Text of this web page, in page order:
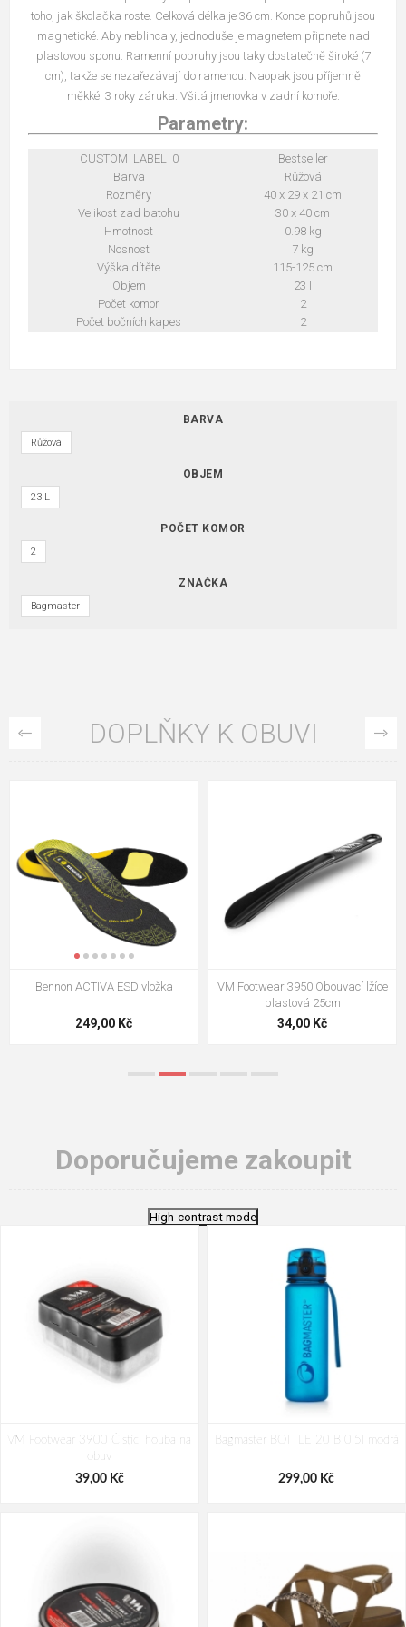
toho, jak školačka roste. Celková délka je 36 cm. Konce popruhů jsou
magnetické. Aby neblincaly, jednoduše je magnetem připnete nad
plastovou sponu. Ramenní popruhy jsou taky dostatečně široké (7
cm), takže se nezařezávají do ramenou. Naopak jsou příjemně
měkké. 3 roky záruka. Všitá jmenovka v zadní komoře.
Parametry:
CUSTOM_LABEL_0
Bestseller
Barva
Růžová
Rozměry
40 x 29 x 21 cm
Velikost zad batohu
30 x 40 cm
Hmotnost
0.98 kg
Nosnost
7 kg
Výška dítěte
115-125 cm
Objem
23 l
Počet komor
2
Počet bočních kapes
2
BARVA
Růžová
OBJEM
23 L
POČET KOMOR
2
ZNAČKA
Bagmaster
DOPLŇKY K OBUVI
VM Footwear 3009 Vkládací stélka
124,00 Kč
VM Footwear 3102 Tkaničky
ploché
18,70 Kč
Doporučujeme zakoupit
High-contrast mode
VM Footwear 3900 Čistící houba na
obuv
39,00 Kč
Bagmaster BOTTLE 20 B 0,5l modrá
299,00 Kč